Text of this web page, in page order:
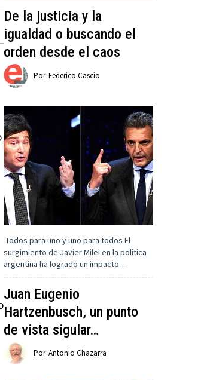
De la justicia y la
igualdad o buscando el
orden desde el caos
Por Federico Cascio
Todos para uno y uno para todos El
surgimiento de Javier Milei en la política
argentina ha logrado un impacto…
Juan Eugenio
Hartzenbusch, un punto
de vista sigular…
Por Antonio Chazarra